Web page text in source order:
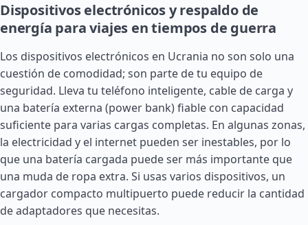
Dispositivos electrónicos y respaldo de
energía para viajes en tiempos de guerra
Los dispositivos electrónicos en Ucrania no son solo una
cuestión de comodidad; son parte de tu equipo de
seguridad. Lleva tu teléfono inteligente, cable de carga y
una batería externa (power bank) fiable con capacidad
suficiente para varias cargas completas. En algunas zonas,
la electricidad y el internet pueden ser inestables, por lo
que una batería cargada puede ser más importante que
una muda de ropa extra. Si usas varios dispositivos, un
cargador compacto multipuerto puede reducir la cantidad
de adaptadores que necesitas.